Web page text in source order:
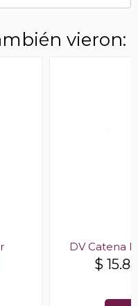
vieron:
DV Catena
$